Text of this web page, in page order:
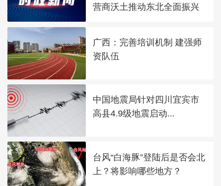
营商沃土推动东北全面振兴
广西：完善培训机制 建强师
资队伍
中国地震局针对四川宜宾市
高县4.9级地震启动...
台风“白海豚”登陆后是否会北
上？将影响哪些地方？